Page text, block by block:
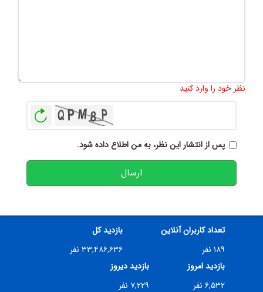
نظر خود را وارد کنید
پس از انتشار این نظر، به من اطلاع داده شود.
ارسال
تعداد کاربران آنلاین
۱۸۹ نفر
بازدید کل
۳۳,۴۸۶,۶۳۶ نفر
بازدید امروز
۶,۵۳۲ نفر
بازدید دیروز
۷,۲۲۹ نفر